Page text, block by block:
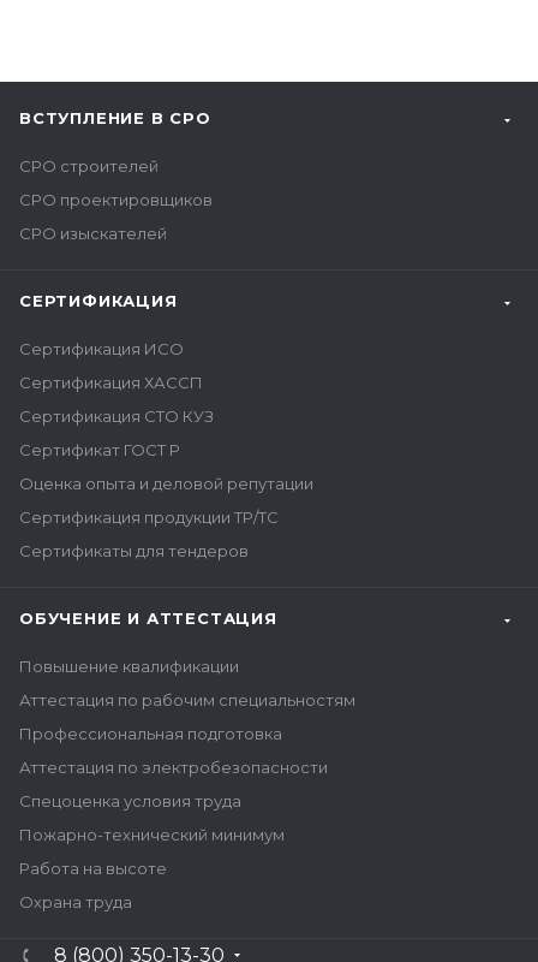
ВСТУПЛЕНИЕ В СРО
СРО строителей
СРО проектировщиков
СРО изыскателей
СЕРТИФИКАЦИЯ
Сертификация ИСО
Сертификация ХАССП
Сертификация СТО КУЗ
Сертификат ГОСТ Р
Оценка опыта и деловой репутации
Сертификация продукции ТР/ТС
Сертификаты для тендеров
ОБУЧЕНИЕ И АТТЕСТАЦИЯ
Повышение квалификации
Аттестация по рабочим специальностям
Профессиональная подготовка
Аттестация по электробезопасности
Спецоценка условия труда
Пожарно-технический минимум
Работа на высоте
Охрана труда
8 (800) 350-13-30